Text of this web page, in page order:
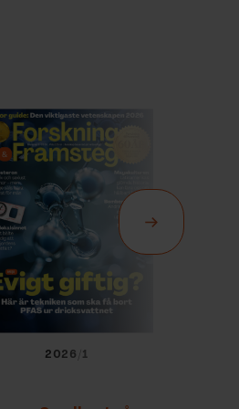
2026/1